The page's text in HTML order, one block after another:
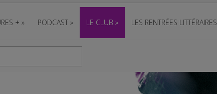
+ » PODCAST » LE CLUB » LES RENTRÉES LITTÉRAIRES